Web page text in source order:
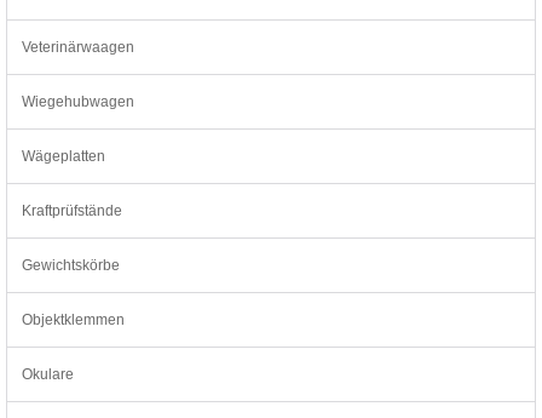
Veterinärwaagen
Wiegehubwagen
Wägeplatten
Kraftprüfstände
Gewichtskörbe
Objektklemmen
Okulare